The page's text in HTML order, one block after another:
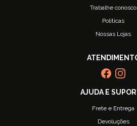
Trabalhe conosco
Políticas
Nossas Lojas
Frete e Entrega
Devoluções